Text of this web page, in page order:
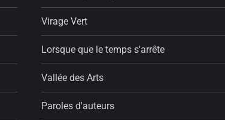
Virage Vert
Lorsque que le temps s'arrête
Vallée des Arts
Paroles d'auteurs